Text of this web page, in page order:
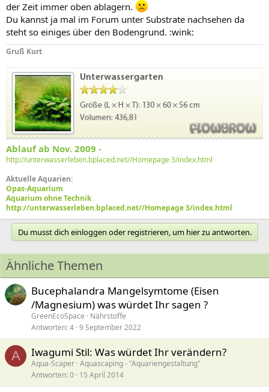
der Zeit immer oben ablagern.
Du kannst ja mal im Forum unter Substrate nachsehen da
steht so einiges über den Bodengrund. :wink:
Gruß Kurt
Ablauf ab Nov. 2009 -
http://unterwasserleben.bplaced.net//Homepage 3/index.html
Aktuelle Aquarien:
Opas-Aquarium
Aquarium ohne Technik
http://unterwasserleben.bplaced.net//Homepage 3/index.html
Du musst dich einloggen oder registrieren, um hier zu antworten.
Ähnliche Themen
Bucephalandra Mangelsymtome (Eisen
/Magnesium) was würdet Ihr sagen ?
GreenEcoSpace
Nährstoffe
Antworten 4 9 September 2022
A Iwagumi Stil: Was würdet Ihr verändern?
Aqua-Scaper Aquascaping - "Aquariengestaltung"
Antworten 0 15 April 2014